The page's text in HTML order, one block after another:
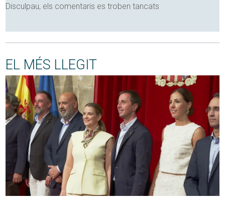
Disculpau, els comentaris es troben tancats
EL MÉS LLEGIT